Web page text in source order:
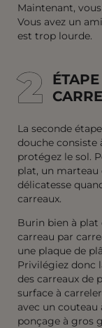
Maintenant,
Vous avez un
est trop lourde.
2
2
La seconde
douche consiste
protégez le sol.
plat, un
délicatesse
carreaux.
Burin bien à plat
carreau par
une plaque de
Privilégiez donc
des carreaux de
surface à
avec un
ponçage à gros